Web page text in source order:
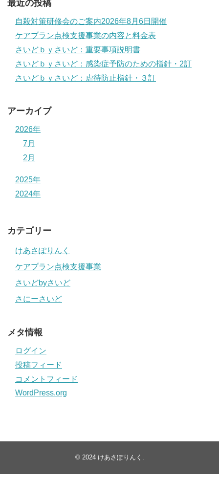
最近の投稿
自殺対策研修会のご案内2026年8月6日開催
ケアプラン点検支援事業の内容と料金表
さいどｂｙさいど：重要事項説明書
さいどｂｙさいど：感染症予防のための指針・2訂
さいどｂｙさいど：虐待防止指針・３訂
アーカイブ
2026年
7月
2月
2025年
2024年
カテゴリー
けあさぽりんく
ケアプラン点検支援事業
さいどbyさいど
さにーさいど
メタ情報
ログイン
投稿フィード
コメントフィード
WordPress.org
© 2024 けあさぽりんく .